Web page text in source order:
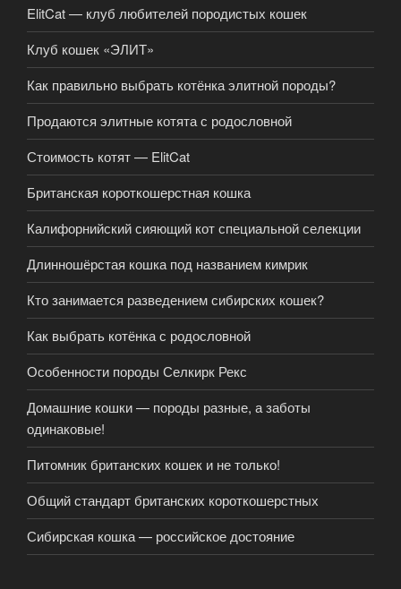
ElitCat — клуб любителей породистых кошек
Клуб кошек «ЭЛИТ»
Как правильно выбрать котёнка элитной породы?
Продаются элитные котята с родословной
Стоимость котят — ElitCat
Британская короткошерстная кошка
Калифорнийский сияющий кот специальной селекции
Длинношёрстая кошка под названием кимрик
Кто занимается разведением сибирских кошек?
Как выбрать котёнка с родословной
Особенности породы Селкирк Рекс
Домашние кошки — породы разные, а заботы
одинаковые!
Питомник британских кошек и не только!
Общий стандарт британских короткошерстных
Сибирская кошка — российское достояние